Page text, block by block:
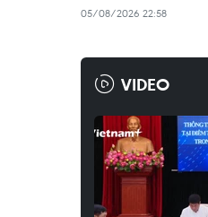
05/08/2026 22:58
VIDEO